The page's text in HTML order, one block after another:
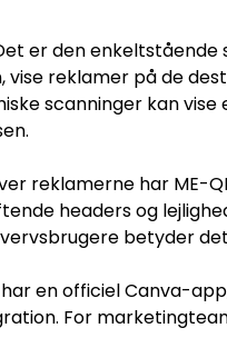
er den enkeltstående
reklamer på de
scanninger kan
reklamerne har ME-
headers og
betyder
en officiel Canva-
For